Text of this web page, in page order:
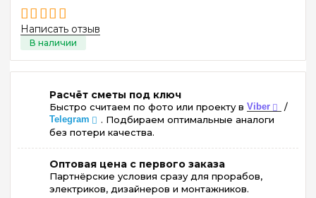
Написать отзыв
Расчёт сметы под ключ
Быстро считаем по фото или проекту в Viber /
Telegram
. Подбираем оптимальные аналоги
без потери качества.
Оптовая цена с первого заказа
Партнёрские условия сразу для прорабов,
электриков, дизайнеров и монтажников.